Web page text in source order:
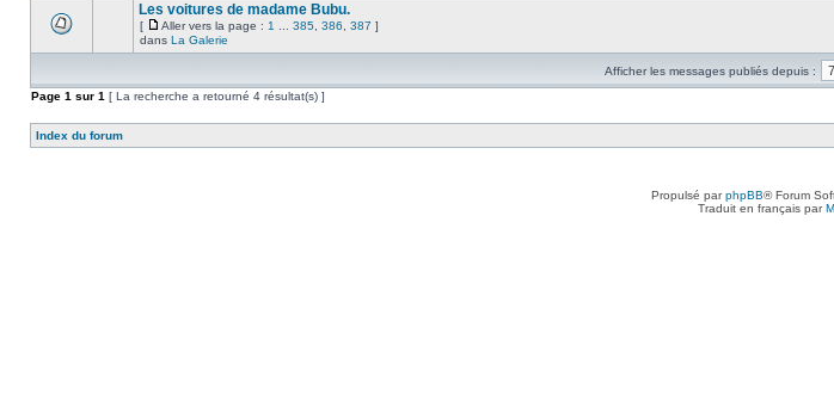
Les voitures de madame Bubu.
[ Aller vers la page : 1 385 386 387 ]
dans La Galerie
Afficher les messages publiés depuis :
Page 1 sur 1 [ La recherche a retourné 4 résultat(s) ]
Index du forum
Propulsé parphpBB® Forum
Traduit en français par